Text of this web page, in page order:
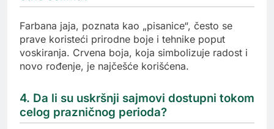
Farbana jaja, poznata kao „pisanice“, često se
prave koristeći prirodne boje i tehnike poput
voskiranja. Crvena boja, koja simbolizuje radost i
novo rođenje, je najčešće korišćena.
4. Da li su uskršnji sajmovi dostupni tokom
celog prazničnog perioda?